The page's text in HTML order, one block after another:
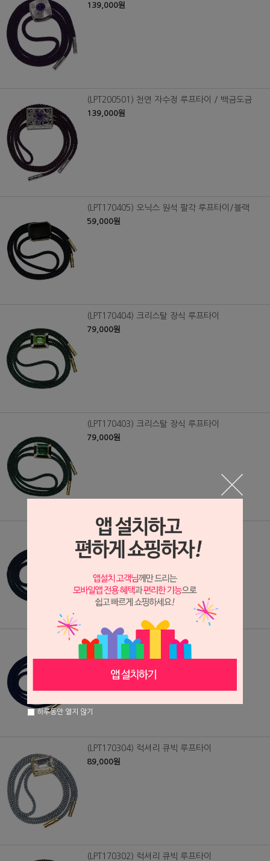
139,000원
(LPT200501) 천연 자수정 루프타이 / 백금도금
139,000원
(LPT170405) 오닉스 원석 팔각 루프타이/블랙
59,000원
(LPT170404) 크리스탈 장식 루프타이
79,000원
(LPT170403) 크리스탈 장식 루프타이
79,000원
(LPT170402) 크리스탈 장식 루프타이
79,000원
(LPT170401) 크리스탈 장식 루프타이
79,000원
(LPT170304) 럭셔리 큐빅 루프타이
89,000원
(LPT170302) 럭셔리 큐빅 루프타이
하루동안 열지 않기